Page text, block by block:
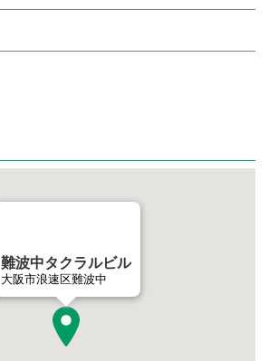
難波中タクラルビル
大阪市浪速区難波中